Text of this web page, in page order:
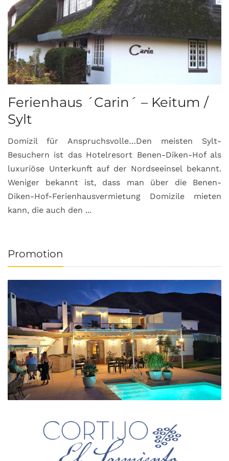
Ferienhaus ´Carin´ – Keitum /
Sylt
Domizil für Anspruchsvolle…Den meisten Sylt-
Besuchern ist das Hotelresort Benen-Diken-Hof als
luxuriöse Unterkunft auf der Nordseeinsel bekannt.
Weniger bekannt ist, dass man über die Benen-
Diken-Hof-Ferienhausvermietung Domizile mieten
kann, die auch den ...
Promotion